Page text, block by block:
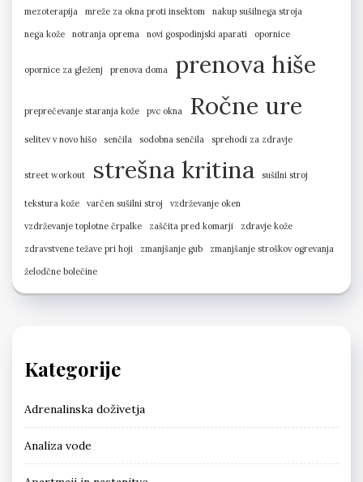
mezoterapija
mreže za okna proti insektom
nakup sušilnega stroja
nega kože
notranja oprema novi gospodinjski aparati opornice
opornice za gleženj prenova doma prenova hiše
preprečevanje staranja kože pvc okna Ročne ure
selitev v novo hišo senčila sodobna senčila sprehodi za zdravje
street workout strešna kritina sušilni stroj
tekstura kože varčen sušilni stroj
vzdrževanje oken
vzdrževanje toplotne črpalke
zaščita pred komarji
zdravje kože
zdravstvene težave pri hoji
zmanjšanje gub
zmanjšanje stroškov ogrevanja
želodčne bolečine
Kategorije
Adrenalinska doživetja
Analiza vode